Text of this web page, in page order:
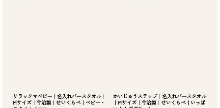
リラックマベビー｜名入れバースタオル｜
Mサイズ｜今治製｜せいくらべ｜ベビー・
かいじゅうステップ｜名入れバースタオル
｜Mサイズ｜今治製｜せいくらべ｜いっぱ